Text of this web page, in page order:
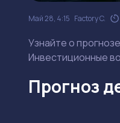
Май 28, 4:15 Factory C.
Узнайте о
Инвестиционные
Прогноз